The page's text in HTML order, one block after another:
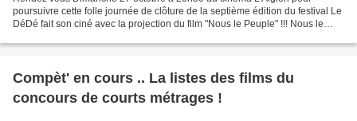
poursuivre cette folle journée de clôture de la septième édition du festival Le
DéDé fait son ciné avec la projection du film "Nous le Peuple" !!! Nous le
Compèt' en cours .. La listes des films du
concours de courts métrages !